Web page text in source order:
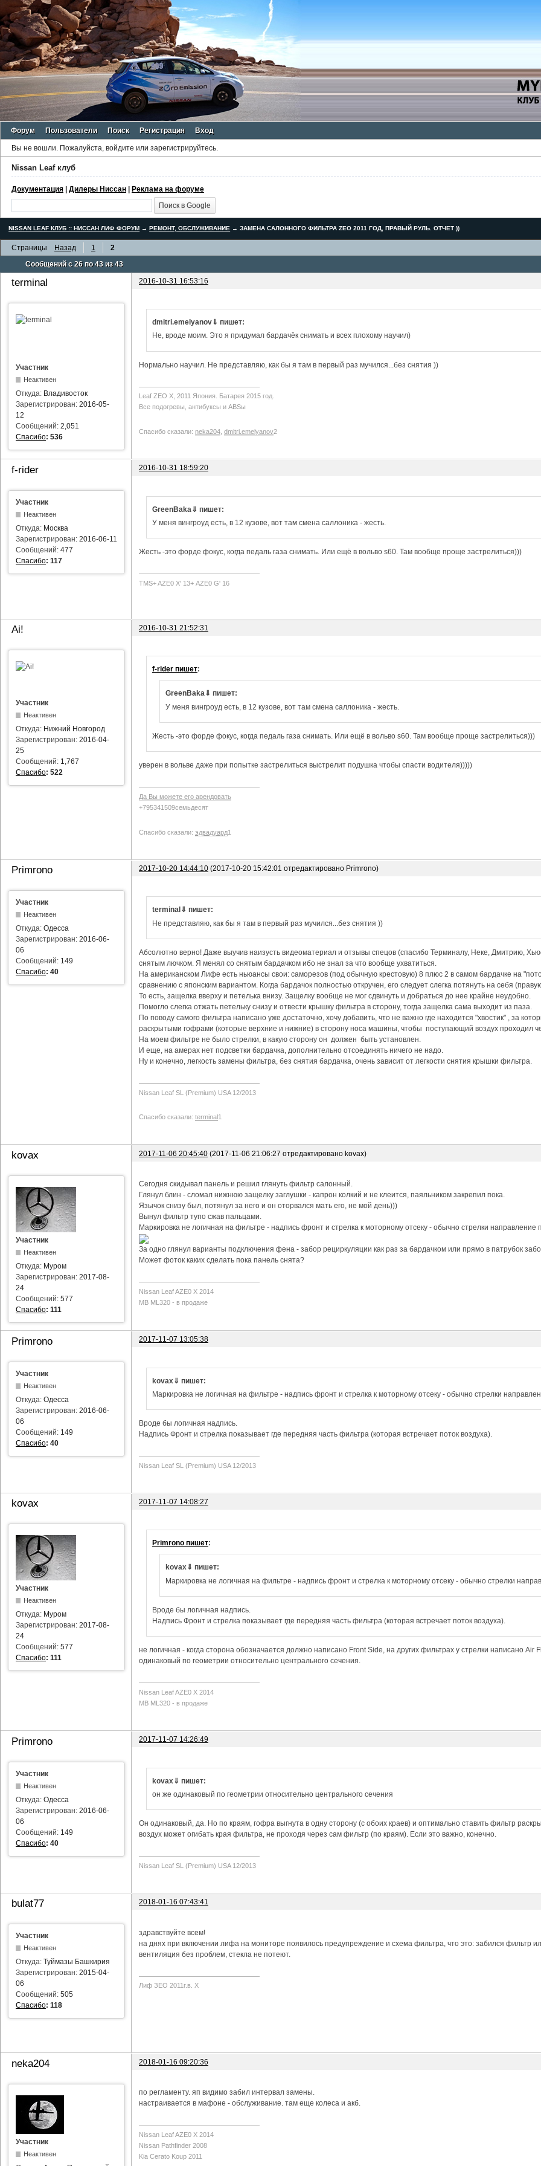
Форум Пользователи Поиск Регистрация Вход
Вы не вошли. Пожалуйста, войдите или зарегистрируйтесь.
Nissan Leaf клуб
Документация | Дилеры Ниссан | Реклама на форуме
NISSAN LEAF КЛУБ :: НИССАН ЛИФ ФОРУМ → РЕМОНТ, ОБСЛУЖИВАНИЕ →ЗАМЕНА САЛОННОГО ФИЛЬТРА ZEO 2011 ГОД, ПРАВЫЙ РУЛЬ. ОТЧЕТ ))
Страницы Назад 1
2
Сообщений с 26 по 43 из 43
terminal 2016-10-31 16:53:16
Участник
Неактивен
Откуда: Владивосток
Зарегистрирован: 2016-05-
12
Сообщений: 2,051
Спасибо: 536
dmitri.emelyanov⇓ пишет:
Не, вроде моим. Это я придумал бардачёк снимать и всех плохому научил)
Нормально научил. Не представляю, как бы я там в первый раз мучился...без снятия ))
Leaf ZEO Х, 2011 Япония. Батарея 2015 год.
Все подогревы, антибуксы и ABSы
Спасибо сказали: neka204 dmitri.emelyanov2
f-rider 2016-10-31 18:59:20
Участник
Неактивен
Откуда: Москва
Зарегистрирован: 2016-06-11
Сообщений: 477
Спасибо: 117
GreenBaka⇓ пишет:
У меня вингроуд есть, в 12 кузове, вот там смена саллоника - жесть.
Жесть -это форде фокус, когда педаль газа снимать. Или ещё в вольво s60. Там вообще проще застрелиться)))
TMS+ AZE0 Х' 13+ AZE0 G' 16
Ai! 2016-10-31 21:52:31
Участник
Неактивен
Откуда: Нижний Новгород
Зарегистрирован: 2016-04-
25
Сообщений: 1,767
Спасибо: 522
f-rider пишет:
GreenBaka⇓ пишет:
У меня вингроуд есть, в 12 кузове, вот там смена саллоника - жесть.
Жесть -это форде фокус, когда педаль газа снимать. Или ещё в вольво s60. Там вообще проще застрелиться)))
уверен в вольве даже при попытке застрелиться выстрелит подушка чтобы спасти водителя)))))
Да Вы можете его арендовать
+795341509семьдесят
Спасибо сказали: эдвадуард1
Primrono 2017-10-20 14:44:10 (2017-10-20 15:42:01 отредактировано Primrono)
Участник
Неактивен
Откуда: Одесса
Зарегистрирован: 2016-06-
06
Сообщений: 149
Спасибо: 40
terminal⇓ пишет:
Не представляю, как бы я там в первый раз мучился...без снятия ))
Абсолютно верно! Даже выучив наизусть видеоматериал и отзывы спецов (спасибо Терминалу, Неке, Дмитрию,
снятым лючком. Я менял со снятым бардачком ибо не знал за что вообще ухватиться.
На американском Лифе есть ньюансы свои: саморезов (под обычную крестовую) 8 плюс 2 в самом бардачке на
сравнению с японским вариантом. Когда бардачок полностью откручен, его следует слегка потянуть на себя
То есть, защелка вверху и петелька внизу. Защелку вообще не мог сдвинуть и добраться до нее крайне неудобно.
Помогло слегка отжать петельку снизу и отвести крышку фильтра в сторону, тогда защелка сама выходит из паза.
По поводу самого фильтра написано уже достаточно, хочу добавить, что не важно где находится "хвостик" , за
раскрытыми гофрами (которые верхние и нижние) в сторону носа машины, чтобы поступающий воздух проходил
На моем фильтре не было стрелки, в какую сторону он должен быть установлен.
И еще, на амерах нет подсветки бардачка, дополнительно отсоединять ничего не надо.
Ну и конечно, легкость замены фильтра, без снятия бардачка, очень зависит от легкости снятия крышки фильтра.
Nissan Leaf SL (Premium) USA 12/2013
Спасибо сказали: terminal 1
kovax 2017-11-06 20:45:40 (2017-11-06 21:06:27 отредактировано kovax)
Участник
Неактивен
Откуда: Муром
Зарегистрирован: 2017-08-
24
Сообщений: 577
Спасибо: 111
Сегодня скидывал панель и решил глянуть фильтр салонный.
Глянул блин - сломал нижнюю защелку заглушки - капрон колкий и не клеится, паяльником закрепил пока.
Язычок снизу был, потянул за него и он оторвался мать его, не мой день)))
Вынул фильтр тупо сжав пальцами.
Маркировка не логичная на фильтре - надпись фронт и стрелка к моторному отсеку - обычно стрелки направление
За одно глянул варианты подключения фена - забор рециркуляции как раз за бардачком или прямо в патрубок
Может фоток каких сделать пока панель снята?
Nissan Leaf AZE0 X 2014
MB ML320 - в продаже
Primrono 2017-11-07 13:05:38
Участник
Неактивен
Откуда: Одесса
Зарегистрирован: 2016-06-
06
Сообщений: 149
Спасибо: 40
kovax⇓ пишет:
Маркировка не логичная на фильтре - надпись фронт и стрелка к моторному отсеку - обычно стрелки
Вроде бы логичная надпись.
Надпись Фронт и стрелка показывает где передняя часть фильтра (которая встречает поток воздуха).
Nissan Leaf SL (Premium) USA 12/2013
kovax 2017-11-07 14:08:27
Участник
Неактивен
Откуда: Муром
Зарегистрирован: 2017-08-
24
Сообщений: 577
Спасибо: 111
Primrono пишет:
kovax⇓ пишет:
Маркировка не логичная на фильтре - надпись фронт и стрелка к моторному отсеку - обычно стрелки
Вроде бы логичная надпись.
Надпись Фронт и стрелка показывает где передняя часть фильтра (которая встречает поток воздуха).
не логичная - когда сторона обозначается должно написано Front Side, на других фильтрах у стрелки написано
одинаковый по геометрии относительно центрального сечения.
Nissan Leaf AZE0 X 2014
MB ML320 - в продаже
Primrono 2017-11-07 14:26:49
Участник
Неактивен
Откуда: Одесса
Зарегистрирован: 2016-06-
06
Сообщений: 149
Спасибо: 40
kovax⇓ пишет:
он же одинаковый по геометрии относительно центрального сечения
Он одинаковый, да. Но по краям, гофра выгнута в одну сторону (с обоих краев) и оптимально ставить фильтр
воздух может огибать края фильтра, не проходя через сам фильтр (по краям). Если это важно, конечно.
Nissan Leaf SL (Premium) USA 12/2013
bulat77 2018-01-16 07:43:41
Участник
Неактивен
Откуда: Туймазы Башкирия
Зарегистрирован: 2015-04-
06
Сообщений: 505
Спасибо: 118
здравствуйте всем!
на днях при включении лифа на мониторе появилось предупреждение и схема фильтра, что это: забился фильтр
вентиляция без проблем, стекла не потеют.
Лиф ЗЕО 2011г.в. Х
neka204 2018-01-16 09:20:36
Участник
Неактивен
по регламенту. яп видимо забил интервал замены.
настраивается в мафоне - обслуживание. там еще колеса и акб.
Nissan Leaf AZE0 X 2014
Nissan Pathfinder 2008
Kia Cerato Koup 2011